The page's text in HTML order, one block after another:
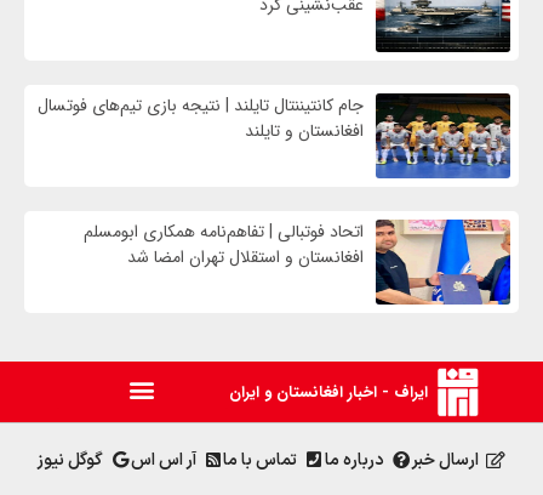
جام کانتیننتال تایلند | نتیجه بازی تیم‌های فوتسال
افغانستان و تایلند
اتحاد فوتبالی | تفاهم‌نامه همکاری ابومسلم
افغانستان و استقلال تهران امضا شد
ایراف - اخبار افغانستان و ایران
ارسال خبر درباره ما تماس با ما آر اس اس گوگل نیوز